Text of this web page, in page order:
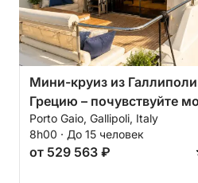
наличии на борту)
Мини-круиз из
Грецию – почувствуйте
Porto Gaio, Gallipoli, Italy
8h00 · До 15 человек
от 529 563 ₽